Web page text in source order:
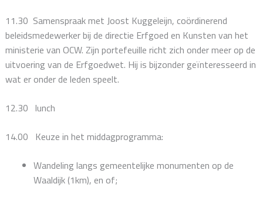
11.30 Samenspraak met Joost Kuggeleijn, coördinerend
beleidsmedewerker bij de directie Erfgoed en Kunsten van het
ministerie van OCW. Zijn portefeuille richt zich onder meer op de
uitvoering van de Erfgoedwet. Hij is bijzonder geïnteresseerd in
wat er onder de leden speelt.
12.30 lunch
14.00 Keuze in het middagprogramma:
Wandeling langs gemeentelijke monumenten op de
Waaldijk (1km), en of;